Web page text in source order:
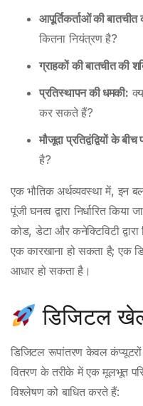
आपूर्तिकर्ताओं की बातचीत
कितना नियंत्रण है?
ग्राहकों की बातचीत की
प्रतिस्थापन की धमकी:
कर सकते हैं?
मौजूदा प्रतिद्वंद्वियों के बीच
है?
एक भौतिक अर्थव्यवस्था में, इन
पूंजी घनत्व द्वारा निर्धारित
कोड, डेटा और कनेक्टिविटी द्वारा
एक कारखाना हो सकता है; एक
आधार हो सकता है।
डिजिटल
डिजिटल रूपांतरण केवल
वितरण के तरीके में एक मूलभूत
विश्लेषण को बाधित करते हैं: